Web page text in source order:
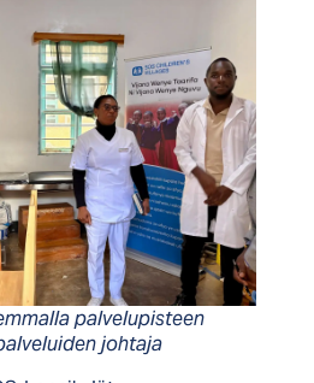
palvelupisteen
johtaja